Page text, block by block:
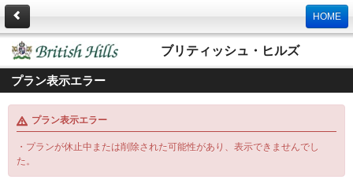
HOME
ブリティッシュ・ヒルズ
プラン表示エラー
プラン表示エラー
・プランが休止中または削除された可能性があり、表示できませんでし
た。